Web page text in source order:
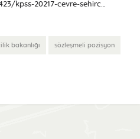
https://www.osym.gov.tr/TR,21423/kpss-20217-cevre-sehircilik-ve-iklim-degisikligi-bakanliginin-sozlesmeli-pozisyonlarina-yerlestirme-sonuclari-aciklandi-17112021.html
bakanlığı sözleşmeli pozisyon